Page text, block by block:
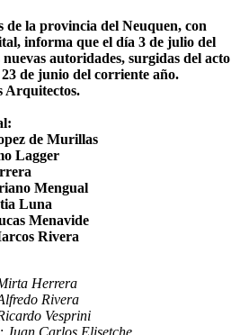
de la provincia del Neuquen, con
informa que el día 3 de julio del
autoridades, surgidas del acto
de junio del corriente año.
Arquitectos.
de Murillas
Lagger
Mengual
Luna
Menavide
Rivera
Herrera
Rivera
Vesprini
Juan Carlos Elisetche